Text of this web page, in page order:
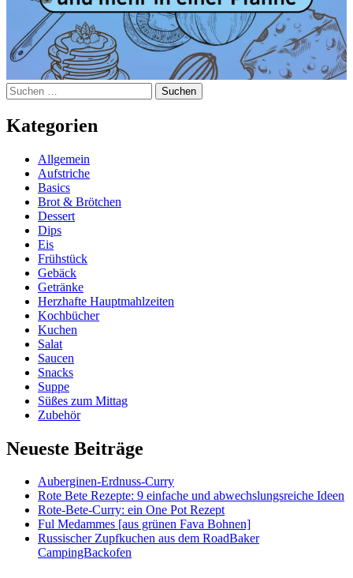
Suchen
nach:
Kategorien
Allgemein
Aufstriche
Basics
Brot & Brötchen
Dessert
Dips
Eis
Frühstück
Gebäck
Getränke
Herzhafte Hauptmahlzeiten
Kochbücher
Kuchen
Salat
Saucen
Snacks
Suppe
Süßes zum Mittag
Zubehör
Neueste Beiträge
Auberginen-Erdnuss-Curry
Rote Bete Rezepte: 9 einfache und abwechslungsreiche Ideen
Rote-Bete-Curry: ein One Pot Rezept
Ful Medammes [aus grünen Fava Bohnen]
Russischer Zupfkuchen aus dem RoadBaker
CampingBackofen